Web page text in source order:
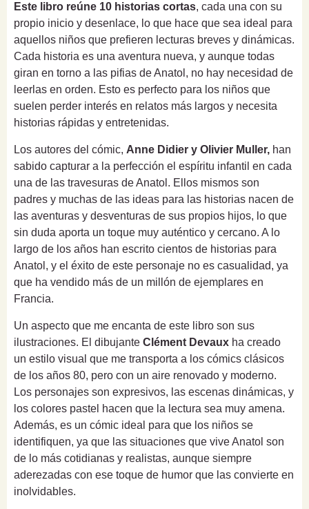
Este libro reúne 10 historias cortas, cada una con su
propio inicio y desenlace, lo que hace que sea ideal para
aquellos niños que prefieren lecturas breves y dinámicas.
Cada historia es una aventura nueva, y aunque todas
giran en torno a las pifias de Anatol, no hay necesidad de
leerlas en orden. Esto es perfecto para los niños que
suelen perder interés en relatos más largos y necesita
historias rápidas y entretenidas.
Los autores del cómic, Anne Didier y Olivier Muller, han
sabido capturar a la perfección el espíritu infantil en cada
una de las travesuras de Anatol. Ellos mismos son
padres y muchas de las ideas para las historias nacen de
las aventuras y desventuras de sus propios hijos, lo que
sin duda aporta un toque muy auténtico y cercano. A lo
largo de los años han escrito cientos de historias para
Anatol, y el éxito de este personaje no es casualidad, ya
que ha vendido más de un millón de ejemplares en
Francia.
Un aspecto que me encanta de este libro son sus
ilustraciones. El dibujante Clément Devaux ha creado
un estilo visual que me transporta a los cómics clásicos
de los años 80, pero con un aire renovado y moderno.
Los personajes son expresivos, las escenas dinámicas, y
los colores pastel hacen que la lectura sea muy amena.
Además, es un cómic ideal para que los niños se
identifiquen, ya que las situaciones que vive Anatol son
de lo más cotidianas y realistas, aunque siempre
aderezadas con ese toque de humor que las convierte en
inolvidables.